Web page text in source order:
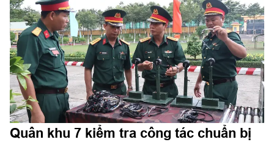
Quân khu 7 kiểm tra công tác chuẩn bị